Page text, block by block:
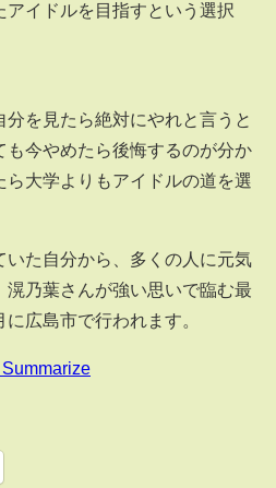
イドルを目指すという選択
分を見たら絶対にやれと言うと
も今やめたら後悔するのが分か
ら大学よりもアイドルの道を選
いた自分から、多くの人に元気
滉乃葉さんが強い思いで臨む最
広島市で行われます。